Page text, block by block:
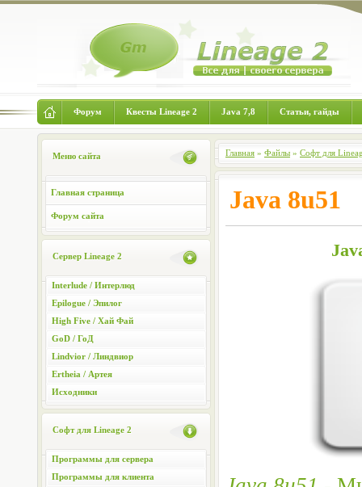
Форум Квесты Lineage 2 Java 7,8 Статьи, гайды
Меню сайта
Главная страница
Форум сайта
Сервер Lineage 2
Interlude / Интерлюд
Epilogue / Эпилог
High Five / Хай Фай
GoD / ГоД
Lindvior / Линдвиор
Ertheia / Артея
Исходники
Софт для Lineage 2
Программы для сервера
Программы для клиента
Главная » Файлы » Софт для
Java 8u51